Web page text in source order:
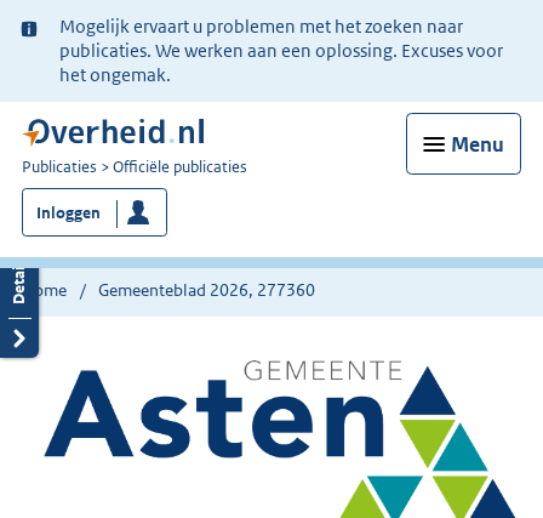
Ter
informatie:
Mogelijk ervaart u problemen met het zoeken naar
publicaties. We werken aan een oplossing. Excuses voor
het ongemak.
Menu
U
bent
nu
hier:
Publicaties Officiële publicaties
Inloggen
Home Gemeenteblad 2026, 277360